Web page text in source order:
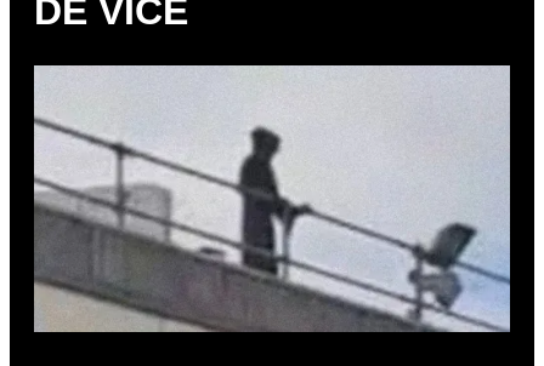
DE VICE